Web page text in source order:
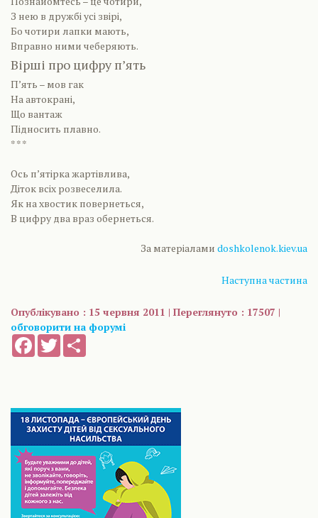
З нею в дружбі усі звірі,
Бо чотири лапки мають,
Вправно ними чеберяють.
Вірші про цифру п’ять
П’ять – мов гак
На автокрані,
Що вантаж
Підносить плавно.
* * *
Ось п’ятірка жартівлива,
Діток всіх розвеселила.
Як на хвостик повернеться,
В цифру два враз обернеться.
За матеріалами doshkolenok.kiev.ua
Наступна частина
Опублікувано : 15 червня 2011 | Переглянуто : 17507 |
обговорити на форумі
FacebookTwitter